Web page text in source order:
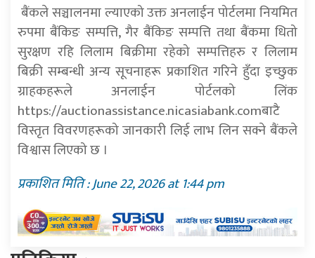
बैंकले सञ्चालनमा ल्याएको उक्त अनलाईन पोर्टलमा नियमित
रुपमा बैंकिङ सम्पत्ति, गैर बैंकिङ सम्पत्ति तथा बैंकमा धितो
सुरक्षण रहि लिलाम बिक्रीमा रहेको सम्पत्तिहरु र लिलाम
बिक्री सम्बन्धी अन्य सूचनाहरू प्रकाशित गरिने हुँदा इच्छुक
ग्राहकहरूले अनलाईन पोर्टलको लिंक
https://auctionassistance.nicasiabank.comबाटै
विस्तृत विवरणहरूको जानकारी लिई लाभ लिन सक्ने बैंकले
विश्वास लिएको छ ।
प्रकाशित मिति : June 22, 2026 at 1:44 pm